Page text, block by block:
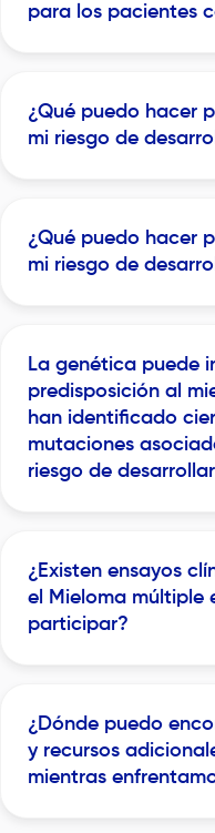
para los pacientes
¿Qué puedo hacer
mi riesgo de
¿Qué puedo hacer
mi riesgo de
La genética puede
predisposición al
han identificado
mutaciones
riesgo de
¿Existen ensayos
el Mieloma múltiple
participar?
¿Dónde puedo
y recursos
mientras